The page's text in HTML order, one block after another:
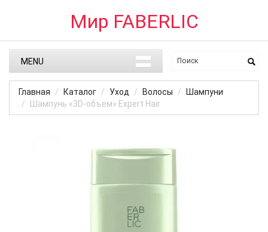
Мир FABERLIC
MENU
Главная Каталог Уход Волосы
Шампуни
Шампунь «3D-объем» Expert Hair